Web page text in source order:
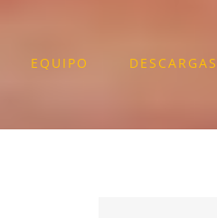
EQUIPO DESCARGAS